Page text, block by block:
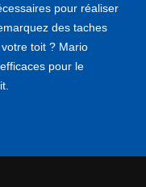
pour réaliser
des taches
toit ? Mario
pour le